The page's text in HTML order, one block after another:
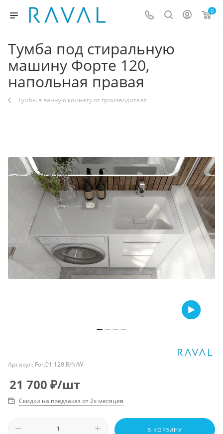
0
Тумба под стиральную
машину Форте 120,
напольная правая
Тумбы в ванную комнату от производителя
Артикул: For.01.120.R/N/W
21 700 ₽/шт
Скидки на предзаказ от 2х месяцев
В КОРЗИНУ